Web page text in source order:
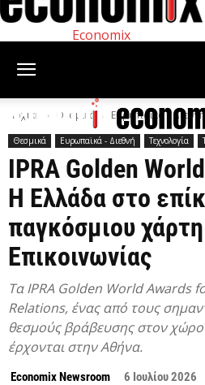
Economix
Αρχική Θεσμικά Ευρωπαϊκά - Διεθνή
Θεσμικά Ευρωπαϊκά - Διεθνή Τεχνολογία
IPRA Golden
Η Ελλάδα στο
παγκόσμιου
Επικοινωνίας
Τα IPRA Golden World Awards
Relations, ένας από τους
θεσμούς βράβευσης στον
έρχονται στην Αθήνα.
Economix Newsroom 6 Ιουλίου 2026